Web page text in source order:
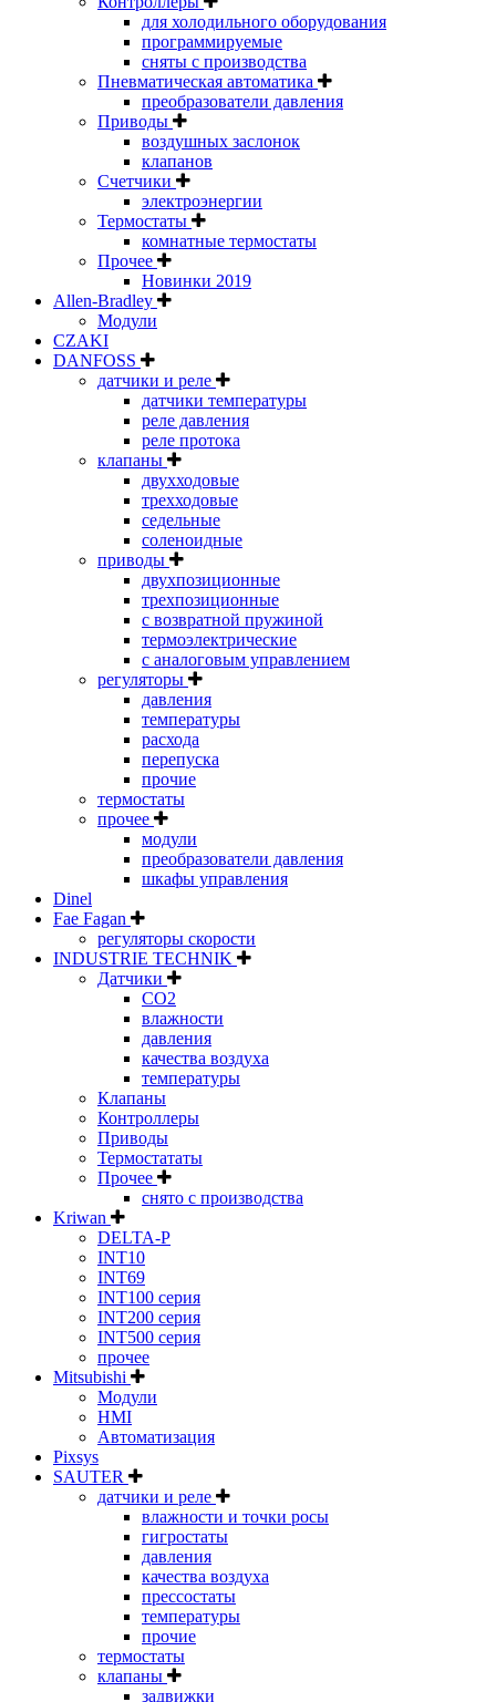
для холодильного оборудования
программируемые
сняты с производства
Пневматическая автоматика
преобразователи давления
Приводы
воздушных заслонок
клапанов
Счетчики
электроэнергии
Термостаты
комнатные термостаты
Прочее
Новинки 2019
Allen-Bradley
Модули
CZAKI
DANFOSS
датчики и реле
датчики температуры
реле давления
реле протока
клапаны
двухходовые
трехходовые
седельные
соленоидные
приводы
двухпозиционные
трехпозиционные
с возвратной пружиной
термоэлектрические
с аналоговым управлением
регуляторы
давления
температуры
расхода
перепуска
прочие
термостаты
прочее
модули
преобразователи давления
шкафы управления
Dinel
Fae Fagan
регуляторы скорости
INDUSTRIE TECHNIK
Датчики
CO2
влажности
давления
качества воздуха
температуры
Клапаны
Контроллеры
Приводы
Термостататы
Прочее
снято с производства
Kriwan
DELTA-P
INT10
INT69
INT100 серия
INT200 серия
INT500 серия
прочее
Mitsubishi
Модули
HMI
Автоматизация
Pixsys
SAUTER
датчики и реле
влажности и точки росы
гигростаты
давления
качества воздуха
прессостаты
температуры
прочие
термостаты
клапаны
задвижки